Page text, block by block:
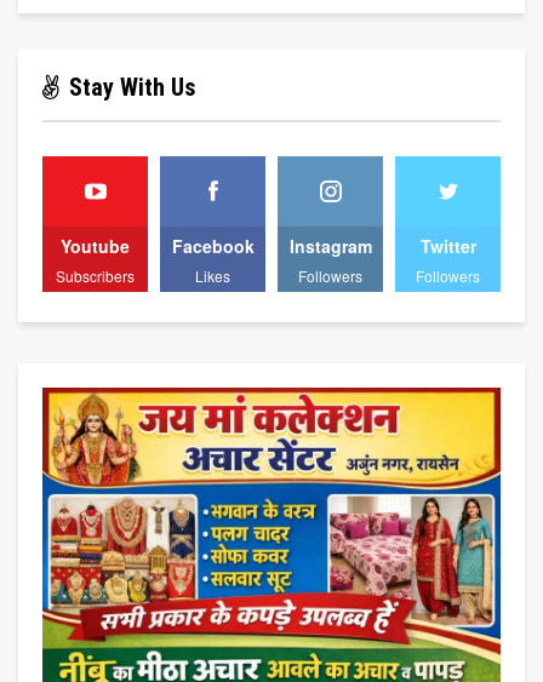
Stay With Us
Youtube
Subscribers
Facebook
Likes
Instagram
Followers
Twitter
Followers